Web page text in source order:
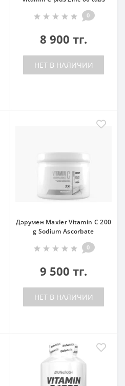
0
8 900 тг.
НЕТ В НАЛИЧИИ
Дәрумен Maxler Vitamin C 200
g Sodium Ascorbate
0
9 500 тг.
НЕТ В НАЛИЧИИ